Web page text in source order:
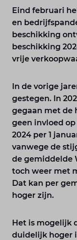
Eind februari
en
beschikking
beschikking
vrije
In de vorige
gestegen. In
gegaan met de
geen invloed
2024 per 1
vanwege de
de gemiddelde
toch weer met
Dat kan per
hoger zijn.
Het is mogelijk
duidelijk hoger